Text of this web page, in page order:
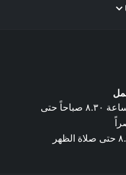
من الإثنين الى الخميس من الساعة ٨.٣٠ صباحاً حتى